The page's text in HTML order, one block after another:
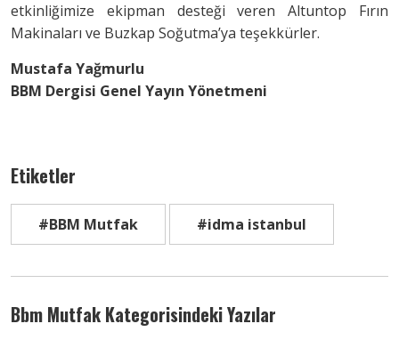
etkinliğimize ekipman desteği veren Altuntop Fırın
Makinaları ve Buzkap Soğutma’ya teşekkürler.
Mustafa Yağmurlu
BBM Dergisi Genel Yayın Yönetmeni
Etiketler
#BBM Mutfak #idma istanbul
Bbm Mutfak Kategorisindeki Yazılar